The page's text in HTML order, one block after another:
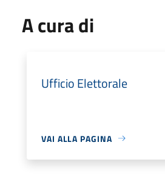
A cura di
Ufficio Elettorale
VAI ALLA PAGINA